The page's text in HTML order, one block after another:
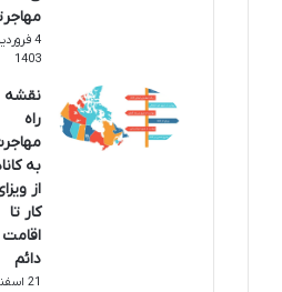
4
1403
نقشه
راه
به
از
کار تا
اقامت
دائم
21